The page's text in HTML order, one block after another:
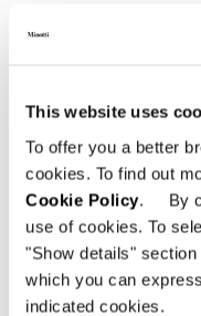
This website uses
To offer you a better
cookies. To find out
Cookie Policy. By
use of cookies. To
"Show details"
which you can
indicated cookies.
Technical